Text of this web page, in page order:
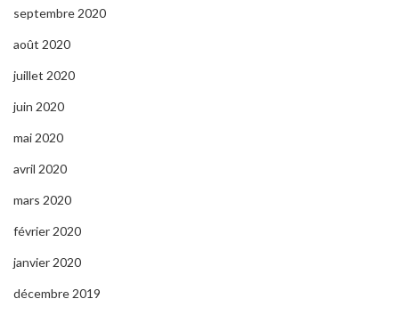
septembre 2020
août 2020
juillet 2020
juin 2020
mai 2020
avril 2020
mars 2020
février 2020
janvier 2020
décembre 2019